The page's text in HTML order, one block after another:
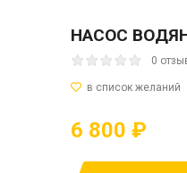
НАСОС
0
6 800 ₽